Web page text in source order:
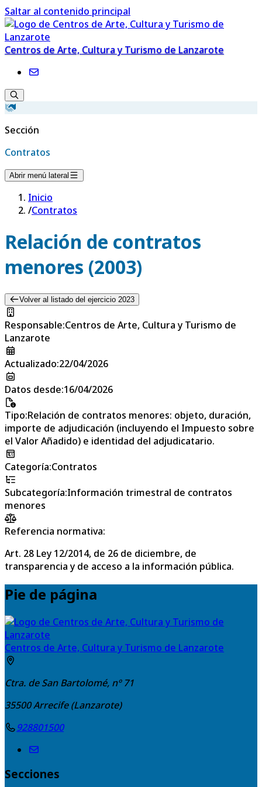
Saltar al contenido principal
Centros de Arte, Cultura y Turismo de Lanzarote
Sección
Contratos
Abrir menú lateral
Inicio
/Contratos
Relación de contratos
menores (2003)
Volver al listado del ejercicio 2023
Responsable:Centros de Arte, Cultura y Turismo de
Lanzarote
Actualizado:22/04/2026
Datos desde:16/04/2026
Tipo:Relación de contratos menores: objeto, duración,
importe de adjudicación (incluyendo el Impuesto sobre
el Valor Añadido) e identidad del adjudicatario.
Categoría:Contratos
Subcategoría:Información trimestral de contratos
menores
Referencia normativa:
Art. 28 Ley 12/2014, de 26 de diciembre, de
transparencia y de acceso a la información pública.
Pie de página
Centros de Arte, Cultura y Turismo de Lanzarote
Ctra. de San Bartolomé, nº 71
35500Arrecife (Lanzarote)
928801500
Secciones